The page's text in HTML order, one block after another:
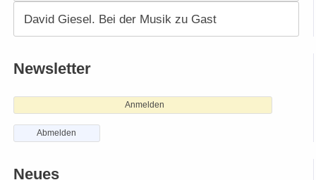
David Giesel. Bei der Musik zu Gast
Newsletter
Anmelden
Abmelden
Neues